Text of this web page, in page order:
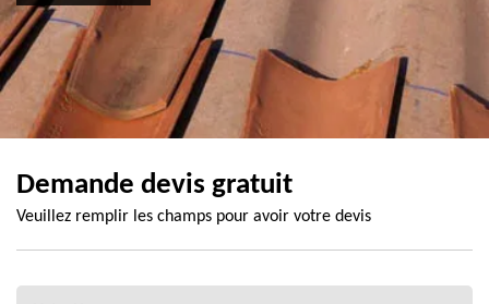
Demande devis gratuit
Veuillez remplir les champs pour avoir votre devis